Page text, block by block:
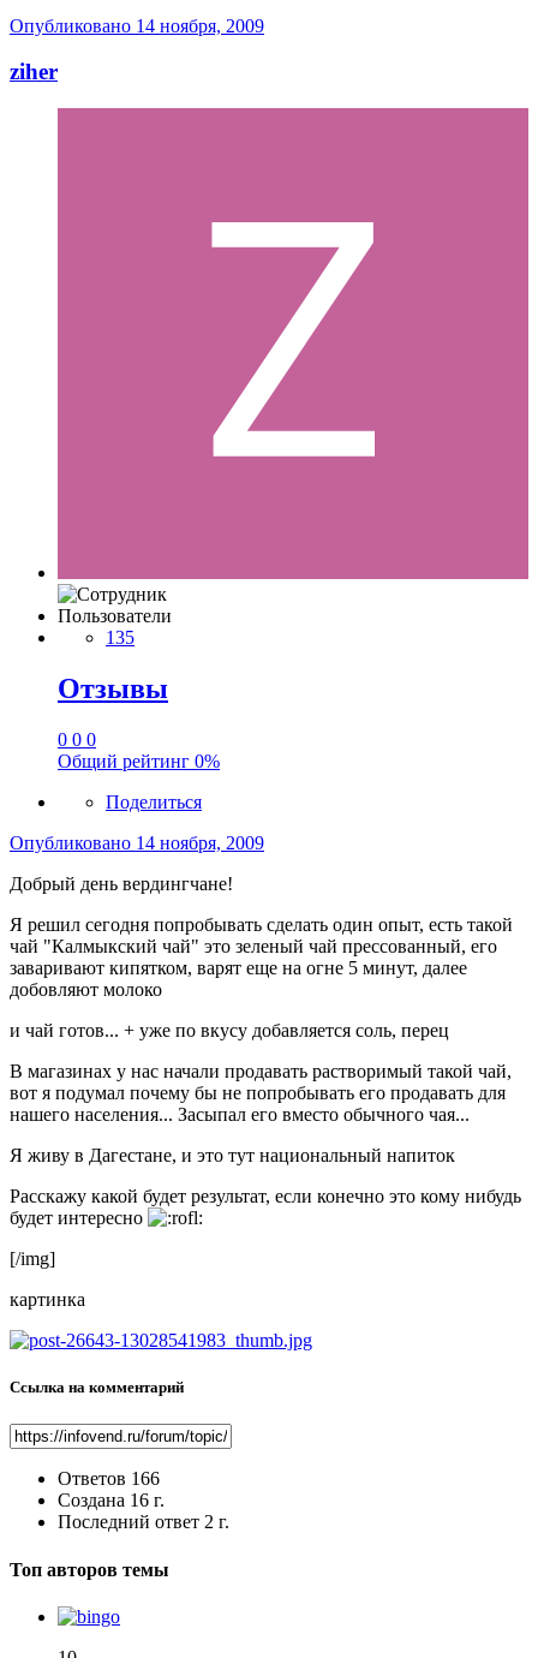
Опубликовано 14 ноября, 2009
ziher
Пользователи
135
Отзывы
0 0 0
Общий рейтинг 0%
Поделиться
Опубликовано 14 ноября, 2009
Добрый день вердингчане!
Я решил сегодня попробывать сделать один опыт, есть такой
чай "Калмыкский чай" это зеленый чай прессованный, его
заваривают кипятком, варят еще на огне 5 минут, далее
добовляют молоко
и чай готов... + уже по вкусу добавляется соль, перец
В магазинах у нас начали продавать растворимый такой чай,
вот я подумал почему бы не попробывать его продавать для
нашего населения... Засыпал его вместо обычного чая...
Я живу в Дагестане, и это тут национальный напиток
Расскажу какой будет результат, если конечно это кому нибудь
будет интересно
[/img]
картинка
Ссылка на комментарий
Ответов 166
Создана 16 г.
Последний ответ 2 г.
Топ авторов темы